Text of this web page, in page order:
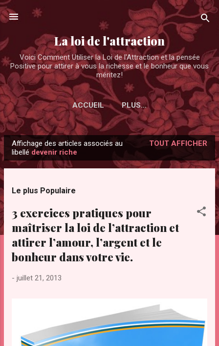
Accéder au contenu principal
La loi de l'attraction
Voici Comment Utiliser la Loi de l'Attraction et la pensée
Positive pour attirer à vous la richesse et le bonheur que vous
méritez!
ACCUEIL PLUS…
r
Affichage des articles associés au
libellé devenir riche
TOUT AFFICHER
Le plus Populaire
3 exercices pratiques pour
maîtriser la loi de l’attraction et
attirer l’amour, l’argent et le
bonheur dans votre vie.
- juillet 21, 2013